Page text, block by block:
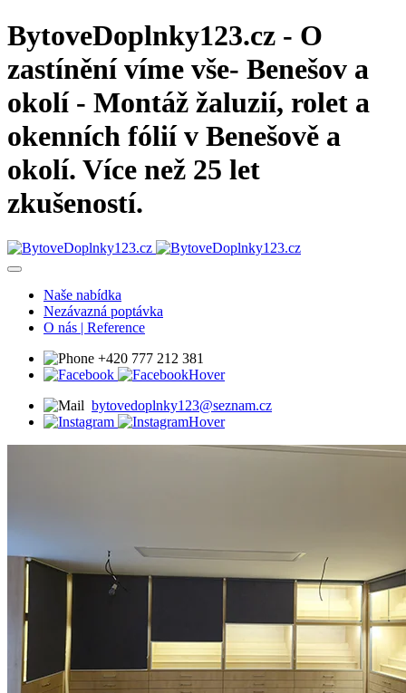
BytoveDoplnky123.cz - O
zastínění víme vše- Benešov a
okolí - Montáž žaluzií, rolet a
okenních fólií v Benešově a
okolí. Více než 25 let
zkušeností.
Naše nabídka
Nezávazná poptávka
O nás | Reference
+420 777 212 381
bytovedoplnky123@seznam.cz